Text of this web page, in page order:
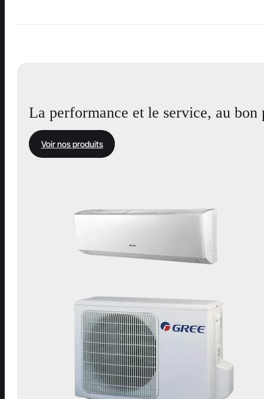
La performance et le service, au bon
Voir nos produits